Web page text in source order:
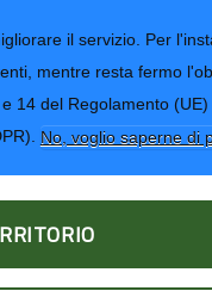
il servizio. Per
mentre resta fermo
14 del Regolamento
No, voglio saperne di